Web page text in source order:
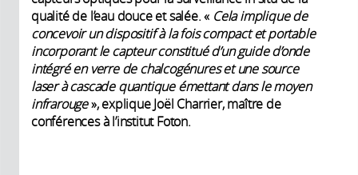
qualité de l’eau douce et salée. « Cela implique de
concevoir un dispositif à la fois compact et portable
incorporant le capteur constitué d’un guide d’onde
intégré en verre de chalcogénures et une source
laser à cascade quantique émettant dans le moyen
infrarouge», explique Joël Charrier, maître de
conférences à l’institut Foton.